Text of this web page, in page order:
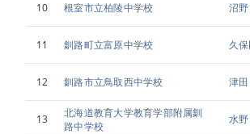
10 根室市立柏陵中学校 沼
11 釧路町立富原中学校 久
12 釧路市立鳥取西中学校 津
13
北海道教育大学教育学部附属釧
路中学校
水